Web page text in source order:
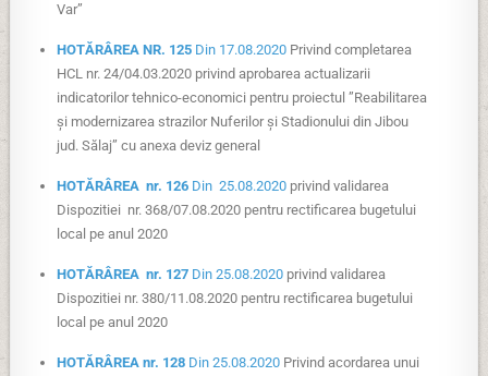
Var”
HOTĂRÂREA NR. 125 Din 17.08.2020 Privind completarea
HCL nr. 24/04.03.2020 privind aprobarea actualizarii
indicatorilor tehnico-economici pentru proiectul ”Reabilitarea
și modernizarea strazilor Nuferilor și Stadionului din Jibou
jud. Sălaj” cu anexa deviz general
HOTĂRÂREA nr. 126 Din 25.08.2020 privind validarea
Dispozitiei nr. 368/07.08.2020 pentru rectificarea bugetului
local pe anul 2020
HOTĂRÂREA nr. 127 Din 25.08.2020 privind validarea
Dispozitiei nr. 380/11.08.2020 pentru rectificarea bugetului
local pe anul 2020
HOTĂRÂREA nr. 128 Din 25.08.2020 Privind acordarea unui